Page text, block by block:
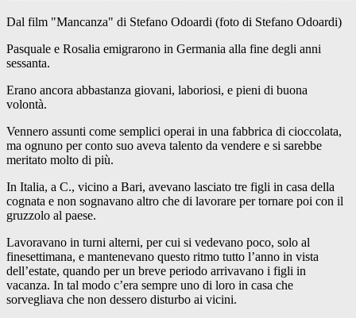
Dal film "Mancanza" di Stefano Odoardi (foto di Stefano Odoardi)
Pasquale e Rosalia emigrarono in Germania alla fine degli anni
sessanta.
Erano ancora abbastanza giovani, laboriosi, e pieni di buona
volontà.
Vennero assunti come semplici operai in una fabbrica di cioccolata,
ma ognuno per conto suo aveva talento da vendere e si sarebbe
meritato molto di più.
In Italia, a C., vicino a Bari, avevano lasciato tre figli in casa della
cognata e non sognavano altro che di lavorare per tornare poi con il
gruzzolo al paese.
Lavoravano in turni alterni, per cui si vedevano poco, solo al
finesettimana, e mantenevano questo ritmo tutto l’anno in vista
dell’estate, quando per un breve periodo arrivavano i figli in
vacanza. In tal modo c’era sempre uno di loro in casa che
sorvegliava che non dessero disturbo ai vicini.